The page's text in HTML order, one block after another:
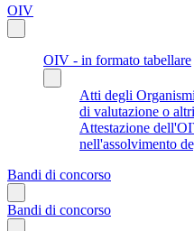
OIV
OIV - in formato tabellare
Atti degli
di valutazione o
Attestazione
nell'assolvimento
Bandi di concorso
Bandi di concorso